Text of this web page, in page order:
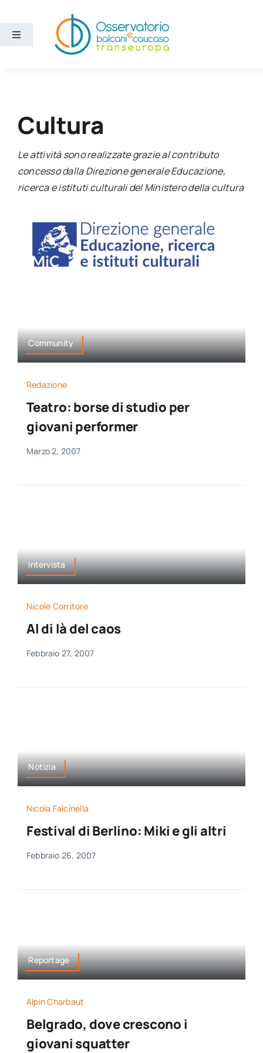
contenuto
Toggle
Sezioni
Chi siamo
Cerca
Ita
Cultura
Le attività sono realizzate grazie al contributo
concesso dalla Direzione generale Educazione,
ricerca e istituti culturali del Ministero della cultura
Community
Redazione
Teatro: borse di studio per
giovani performer
Marzo 2, 2007
Intervista
Nicole Corritore
Al di là del caos
Febbraio 27, 2007
Notizia
Nicola Falcinella
Festival di Berlino: Miki e gli altri
Febbraio 26, 2007
Reportage
Alpin Charbaut
Belgrado, dove crescono i
giovani squatter